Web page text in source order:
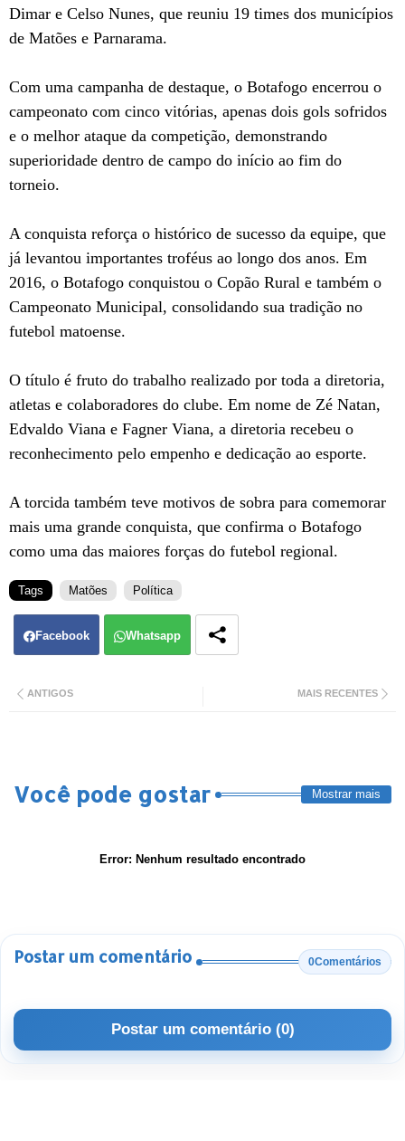
Dimar e Celso Nunes, que reuniu 19 times dos municípios
de Matões e Parnarama.
Com uma campanha de destaque, o Botafogo encerrou o
campeonato com cinco vitórias, apenas dois gols sofridos
e o melhor ataque da competição, demonstrando
superioridade dentro de campo do início ao fim do
torneio.
A conquista reforça o histórico de sucesso da equipe, que
já levantou importantes troféus ao longo dos anos. Em
2016, o Botafogo conquistou o Copão Rural e também o
Campeonato Municipal, consolidando sua tradição no
futebol matoense.
O título é fruto do trabalho realizado por toda a diretoria,
atletas e colaboradores do clube. Em nome de Zé Natan,
Edvaldo Viana e Fagner Viana, a diretoria recebeu o
reconhecimento pelo empenho e dedicação ao esporte.
A torcida também teve motivos de sobra para comemorar
mais uma grande conquista, que confirma o Botafogo
como uma das maiores forças do futebol regional.
Tags Matões Política
Facebook Whatsapp
MAIS RECENTES
ANTIGOS
Você pode gostar Mostrar mais
Error: Nenhum resultado encontrado
Postar um comentário 0Comentários
Postar um comentário (0)